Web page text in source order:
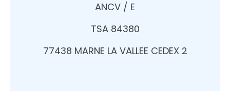
ANCV / E
TSA 84380
77438 MARNE LA VALLEE CEDEX 2